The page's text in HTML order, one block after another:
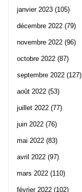
janvier 2023 (105)
décembre 2022 (79)
novembre 2022 (96)
octobre 2022 (87)
septembre 2022 (127)
août 2022 (53)
juillet 2022 (77)
juin 2022 (76)
mai 2022 (83)
avril 2022 (97)
mars 2022 (110)
février 2022 (102)